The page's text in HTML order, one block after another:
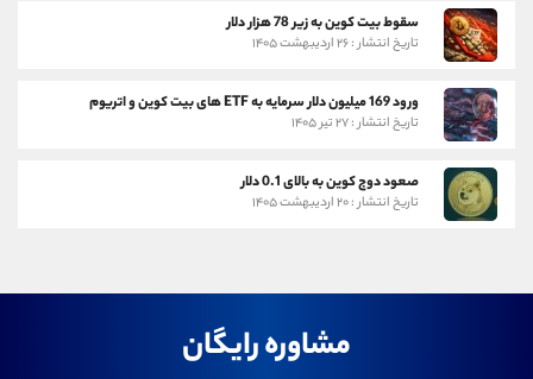
سقوط بیت کوین به زیر 78 هزار دلار
تاریخ انتشار : ۲۶ اردیبهشت ۱۴۰۵
ورود 169 میلیون دلار سرمایه به ETF های بیت کوین و اتریوم
تاریخ انتشار : ۲۷ تیر ۱۴۰۵
صعود دوج کوین به بالای 0.1 دلار
تاریخ انتشار : ۲۰ اردیبهشت ۱۴۰۵
مشاوره رایگان